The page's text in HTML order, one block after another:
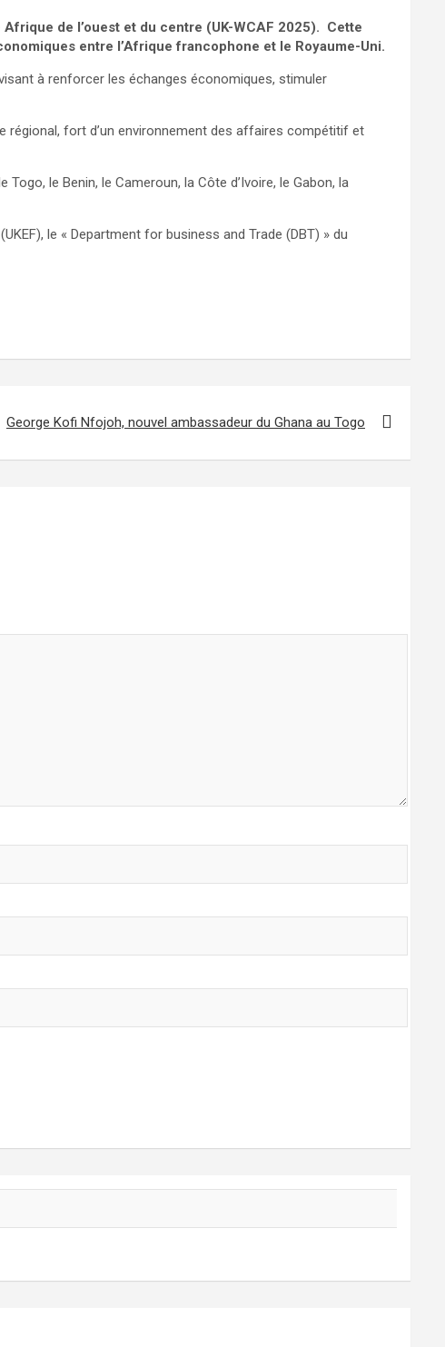
de l’ouest et du centre (UK-WCAF 2025). Cette
entre l’Afrique francophone et le Royaume-Uni.
à renforcer les échanges économiques, stimuler
fort d’un environnement des affaires compétitif et
le Benin, le Cameroun, la Côte d’Ivoire, le Gabon, la
le « Department for business and Trade (DBT) » du
George Kofi Nfojoh, nouvel ambassadeur du Ghana au Togo